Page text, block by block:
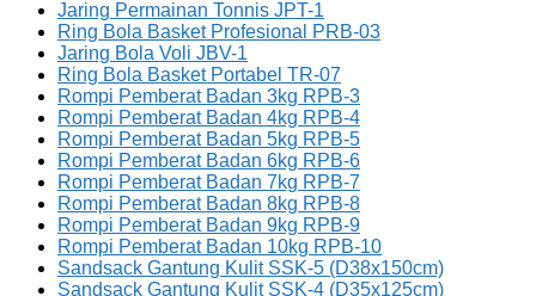
Jaring Permainan Tonnis JPT-1
Ring Bola Basket Profesional PRB-03
Jaring Bola Voli JBV-1
Ring Bola Basket Portabel TR-07
Rompi Pemberat Badan 3kg RPB-3
Rompi Pemberat Badan 4kg RPB-4
Rompi Pemberat Badan 5kg RPB-5
Rompi Pemberat Badan 6kg RPB-6
Rompi Pemberat Badan 7kg RPB-7
Rompi Pemberat Badan 8kg RPB-8
Rompi Pemberat Badan 9kg RPB-9
Rompi Pemberat Badan 10kg RPB-10
Sandsack Gantung Kulit SSK-5 (D38x150cm)
Sandsack Gantung Kulit SSK-4 (D35x125cm)